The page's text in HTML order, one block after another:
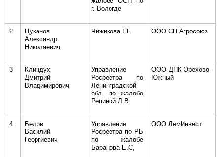
г. Вологде
2
Цуканов
Александр
Николаевич
Чижикова Г.Г. ООО СП Агросоюз
3
Клиндух
Дмитрий
Владимирович
Управление
Росреетра по
Ленинградской
обл. по жалобе
Репиной Л.В.
ООО ДПК Орехово-
Южный
4
Белов
Василий
Георгиевич
Управление
Росреетра по РБ
по жалобе
Баранова Е.С,
ООО ЛемИнвест